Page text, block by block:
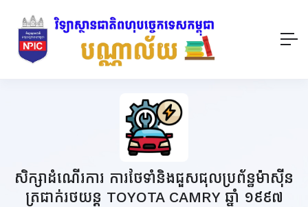
សិក្សាដំណើរការ ការថែទាំនិងជួសជុលប្រព័ន្ធម៉ាស៊ីន
ត្រជាក់រថយន្ត TOYOTA CAMRY ឆ្នាំ ១៩៩៧